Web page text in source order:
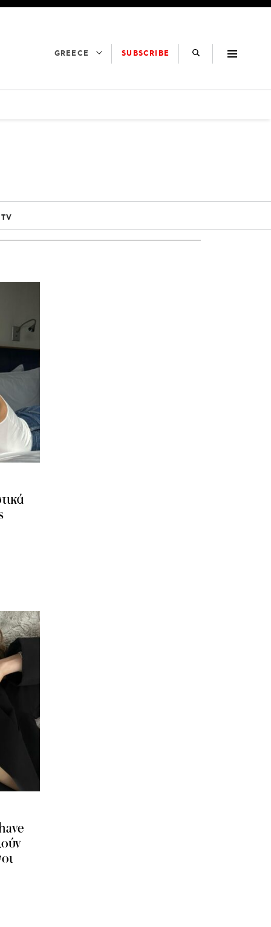
GREECE SUBSCRIBE